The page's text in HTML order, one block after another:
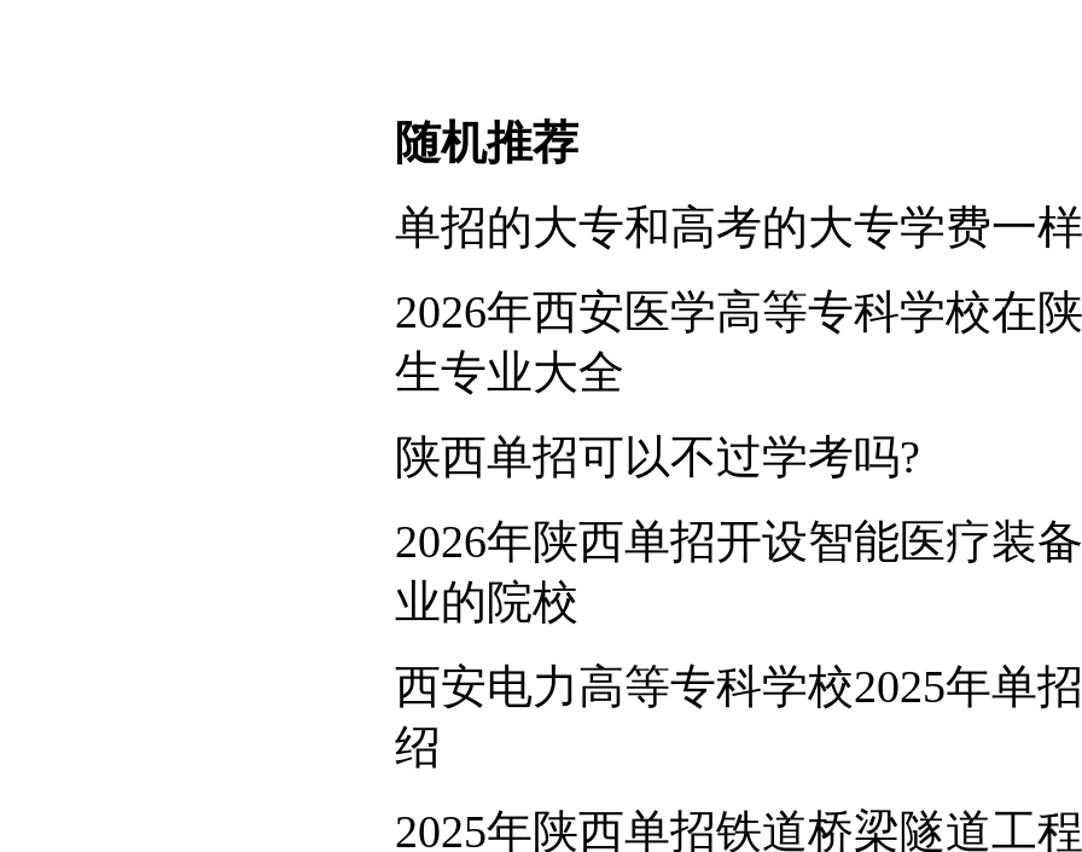
随机推荐
单招的大专和高考的大专学费一
2026年西安医学高等专科学校在
生专业大全
陕西单招可以不过学考吗?
2026年陕西单招开设智能医疗装
业的院校
西安电力高等专科学校2025年单
绍
2025年陕西单招铁道桥梁隧道工